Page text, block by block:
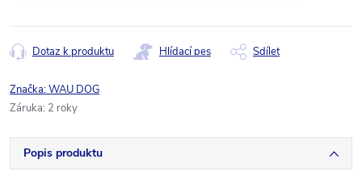
Dotaz k produktu Hlídací pes Sdílet
Značka:WAU DOG
Záruka: 2 roky
Popis produktu